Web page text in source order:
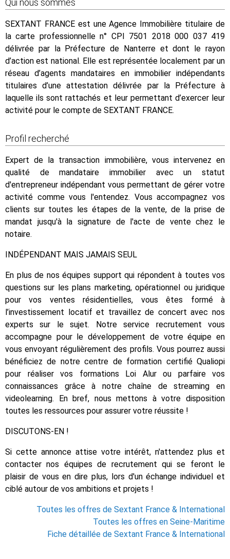
Qui nous sommes
SEXTANT FRANCE est une Agence Immobilière titulaire de
la carte professionnelle n° CPI 7501 2018 000 037 419
délivrée par la Préfecture de Nanterre et dont le rayon
d’action est national. Elle est représentée localement par un
réseau d’agents mandataires en immobilier indépendants
titulaires d’une attestation délivrée par la Préfecture à
laquelle ils sont rattachés et leur permettant d’exercer leur
activité pour le compte de SEXTANT FRANCE.
Profil recherché
Expert de la transaction immobilière, vous intervenez en
qualité de mandataire immobilier avec un statut
d'entrepreneur indépendant vous permettant de gérer votre
activité comme vous l'entendez. Vous accompagnez vos
clients sur toutes les étapes de la vente, de la prise de
mandat jusqu'à la signature de l'acte de vente chez le
notaire.
INDÉPENDANT MAIS JAMAIS SEUL
En plus de nos équipes support qui répondent à toutes vos
questions sur les plans marketing, opérationnel ou juridique
pour vos ventes résidentielles, vous êtes formé à
l’investissement locatif et travaillez de concert avec nos
experts sur le sujet. Notre service recrutement vous
accompagne pour le développement de votre équipe en
vous envoyant régulièrement des profils. Vous pourrez aussi
bénéficiez de notre centre de formation certifié Qualiopi
pour réaliser vos formations Loi Alur ou parfaire vos
connaissances grâce à notre chaîne de streaming en
videolearning. En bref, nous mettons à votre disposition
toutes les ressources pour assurer votre réussite !
DISCUTONS-EN !
Si cette annonce attise votre intérêt, n'attendez plus et
contacter nos équipes de recrutement qui se feront le
plaisir de vous en dire plus, lors d'un échange individuel et
ciblé autour de vos ambitions et projets !
Toutes les offres de Sextant France & International
Toutes les offres en Seine-Maritime
Fiche détaillée de Sextant France & International